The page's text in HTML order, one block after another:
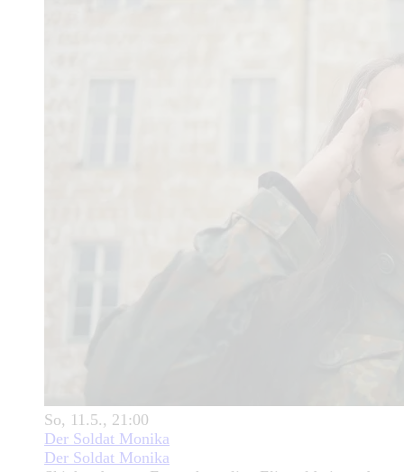
So, 11.5., 21:00
Der Soldat Monika
Der Soldat Monika